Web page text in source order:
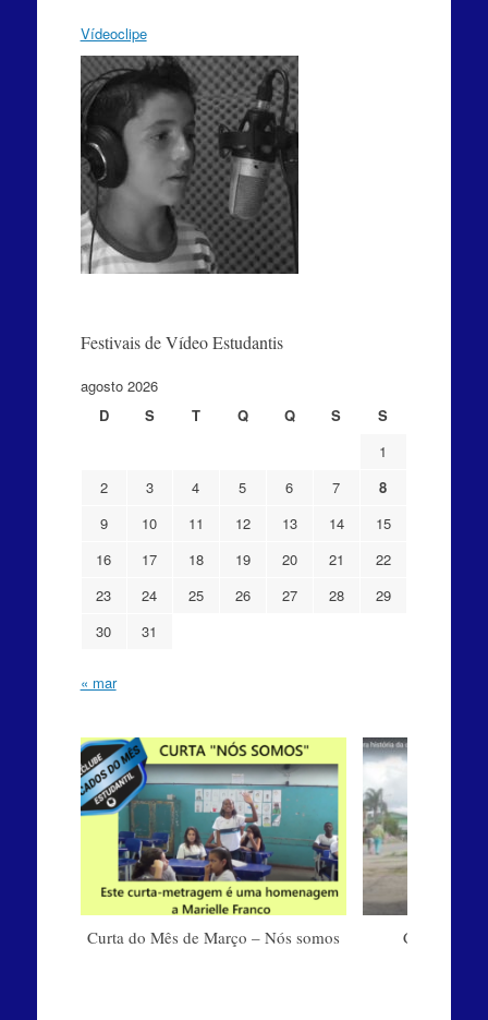
Vídeoclipe
Festivais de Vídeo Estudantis
agosto 2026
D
S T Q Q S
S
1
2
3 4 5 6 7
8
9
10 11 12 13 14
15
16
17 18 19 20 21
22
23
24 25 26 27 28
29
30
31
« mar
Curta do Mês de Março – Nós somos Curta do